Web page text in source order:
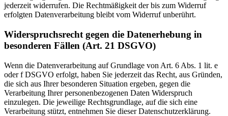
jederzeit widerrufen. Die Rechtmäßigkeit der bis zum Widerruf
erfolgten Datenverarbeitung bleibt vom Widerruf unberührt.
Widerspruchsrecht gegen die Datenerhebung in
besonderen Fällen (Art. 21 DSGVO)
Wenn die Datenverarbeitung auf Grundlage von Art. 6 Abs. 1 lit. e
oder f DSGVO erfolgt, haben Sie jederzeit das Recht, aus Gründen,
die sich aus Ihrer besonderen Situation ergeben, gegen die
Verarbeitung Ihrer personenbezogenen Daten Widerspruch
einzulegen. Die jeweilige Rechtsgrundlage, auf die sich eine
Verarbeitung stützt, entnehmen Sie dieser Datenschutzerklärung.